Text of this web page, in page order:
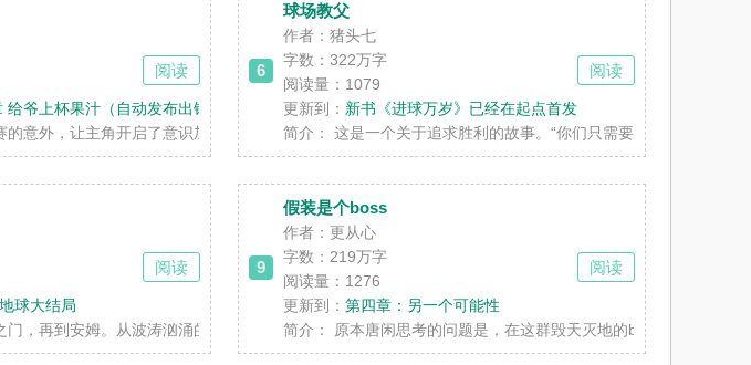
。 四万年的......
给爷上杯果汁（自动发布出错，订阅过的，不用订...
的意外，让主角开启了意识加速的异能重生后的范举从此得到了通往网坛巅峰的终极武......
阅读 6
球场教父
作者：猪头七
字数：322万字
阅读量：1079
更新到： 新书《进球万岁》已经在起点首发
简介：
这是一个关于追求胜利的故事。“你们只需要牢记一点，在
阅读
真正的开放世界游戏......
球大结局
门，再到安姆。从波涛汹涌的大海到无尽的幽暗地域一起见证一位穿越者在费伦大陆辉......
阅读 9
假装是个boss
作者：更从心
字数： 219万字
阅读量：1276
更新到：第四章：另一个可能性
简介：
原本唐闲思考的问题是，在这群毁天灭地的boss里，自己是
阅读